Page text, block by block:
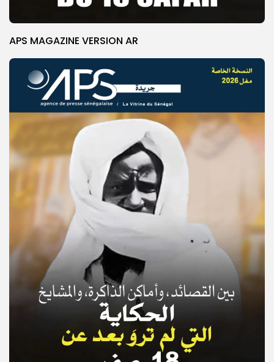
© Copyright 2025, APS
APS MAGAZINE VERSION AR